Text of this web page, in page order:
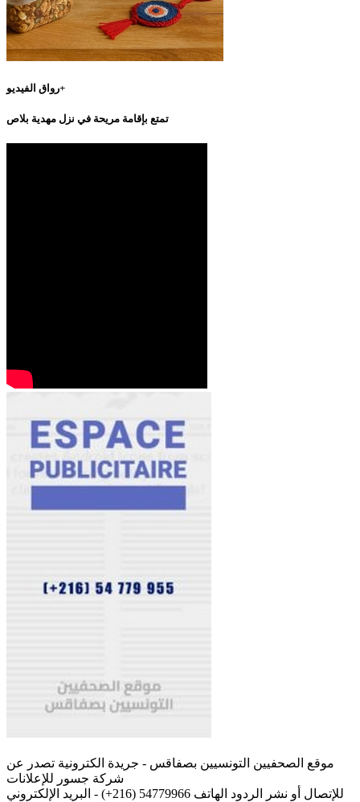
رواق الفيديو+
تمتع بإقامة مريحة في نزل مهدية بلاص
موقع الصحفيين التونسيين بصفاقس - جريدة الكترونية تصدر عن
شركة جسور للإعلانات
للإتصال أو نشر الردود الهاتف 54779966 (216+) - البريد الإلكتروني